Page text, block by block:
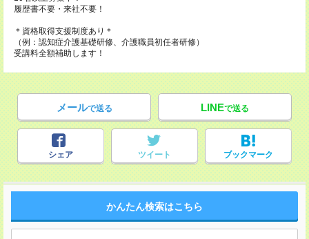
履歴書不要・来社不要！
＊資格取得支援制度あり＊
（例：認知症介護基礎研修、介護職員初任者研修）
受講料全額補助します！
メールで送る LINEで送る
シェア ツイート ブックマーク
かんたん検索はこちら